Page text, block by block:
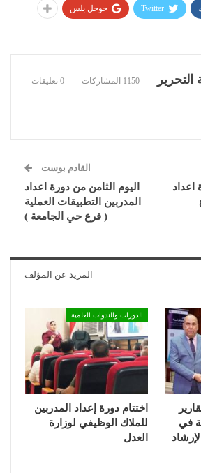
Twitter جوجل بلس
التحرير 1150 المشاركات 0 تعليقات
اعداد
القادم بوست
اليوم الثامن من دورة اعداد
المدربين التطبيقات العملية
( فرع حي الجامعة )
المزيد عن المؤلف
في
الدورات والندوات العلمية
اختتام دورة إعداد المدربين
للملاك الوظيفي لوزارة
العدل